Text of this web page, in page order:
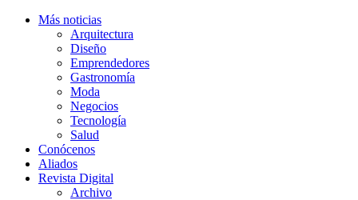
Más noticias
Arquitectura
Diseño
Emprendedores
Gastronomía
Moda
Negocios
Tecnología
Salud
Conócenos
Aliados
Revista Digital
Archivo